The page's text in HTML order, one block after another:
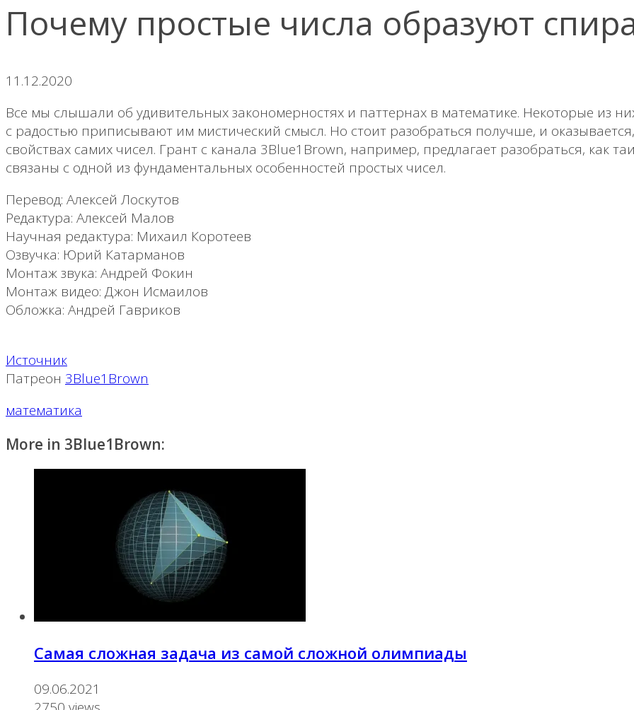
Почему простые числа образуют
11.12.2020
Все мы слышали об удивительных закономерностях и паттернах в математике. Некоторые из
с радостью приписывают им мистический смысл. Но стоит разобраться получше, и
свойствах самих чисел. Грант с канала 3Blue1Brown, например, предлагает разобраться, как
связаны с одной из фундаментальных особенностей простых чисел.
Перевод: Алексей Лоскутов
Редактура: Алексей Малов
Научная редактура: Михаил Коротеев
Озвучка: Юрий Катарманов
Монтаж звука: Андрей Фокин
Монтаж видео: Джон Исмаилов
Обложка: Андрей Гавриков
Источник
Патреон 3Blue1Brown
математика
More in 3Blue1Brown:
Самая сложная задача из самой сложной олимпиады
09.06.2021